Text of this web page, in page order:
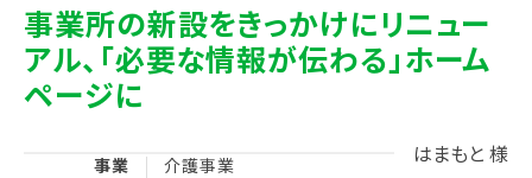
事業所の新設をきっかけにリニュー
アル、 「必要な情報が伝わる」ホーム
ページに
はまもと 様
事業
介護事業